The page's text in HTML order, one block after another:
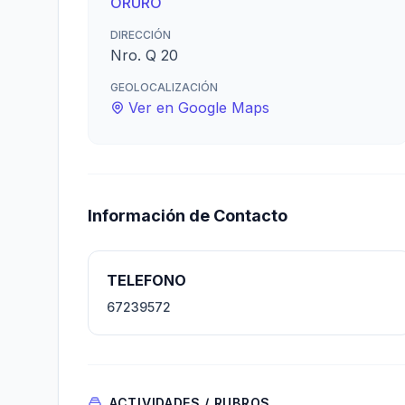
DIRECCIÓN
Nro. Q 20
GEOLOCALIZACIÓN
Ver en Google Maps
Información de Contacto
TELEFONO
67239572